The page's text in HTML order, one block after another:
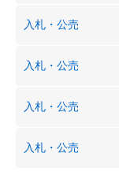
入札・公売
入札・公売
入札・公売
入札・公売